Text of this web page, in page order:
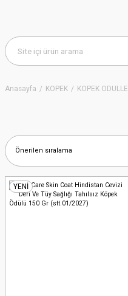
Anasayfa KÖPEK KÖPEK
YENİ